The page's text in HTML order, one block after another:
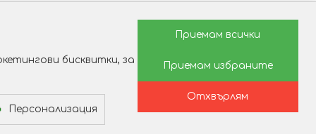
Защо да изберете Victoria
Как да изберем годежен
бисквитки, за
Персонализация
Приемам всички
Приемам избраните
Отхвърлям